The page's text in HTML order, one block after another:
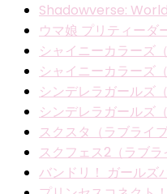
Shadowverse:
ウマ娘 プリティーダ
シャイニーカラーズ
シャイニーカラーズ
シンデレラガールズ
シンデレラガールズ（
スクスタ（ラブライブ
スクフェス2（ラブラ
バンドリ！ ガールズ